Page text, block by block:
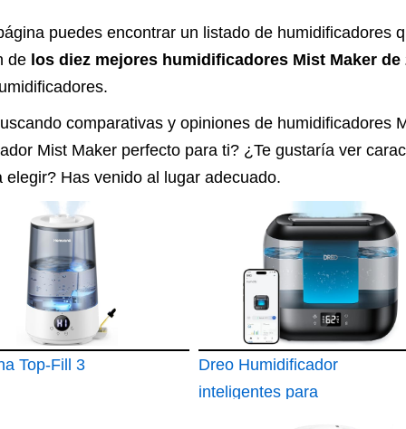
puedes encontrar un listado de humidificadores
de los diez mejores humidificadores Mist Maker de
comparativas y opiniones de humidificadores
Mist Maker perfecto para ti? ¿Te gustaría ver
elegir? Has venido al lugar adecuado.
Top-Fill 3
Dreo Humidificador
inteligentes para